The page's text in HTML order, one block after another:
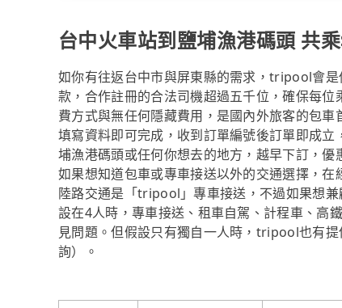
台中火車站到鹽埔漁港碼頭 共
如你有往返台中市與屏東縣的需求，tripool會
款，合作註冊的合法司機超過五千位，確保每
費方式與無任何隱藏費用，是國內外旅客的包
填寫資料即可完成，收到訂單編號後訂單即成
埔漁港碼頭或任何你想去的地方，越早下訂，優
如果想知道包車或專車接送以外的交通選擇，
陸路交通是「tripool」專車接送，不過如果想
設在4人時，專車接送、租車自駕、計程車、高
見問題。但假設只有獨自一人時，tripool也有
詢）。